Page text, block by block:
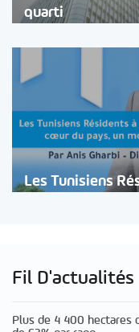
quarti
Les Tunisiens
Fil D'actualités
Plus de 4 400 hectares